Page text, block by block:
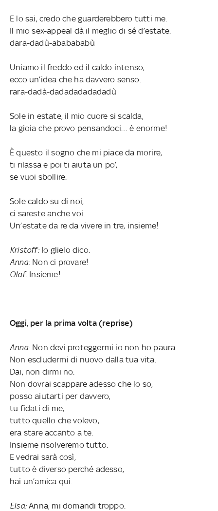
E lo sai, credo che guarderebbero tutti me.
Il mio sex-appeal dà il meglio di sé d’estate.
dara-dadù-ababababù
Uniamo il freddo ed il caldo intenso,
ecco un’idea che ha davvero senso.
rara-dadà-dadadadadadadù
Sole in estate, il mio cuore si scalda,
la gioia che provo pensandoci… è enorme!
È questo il sogno che mi piace da morire,
ti rilassa e poi ti aiuta un po’,
se vuoi sbollire.
Sole caldo su di noi,
ci sareste anche voi.
Un’estate da re da vivere in tre, insieme!
Kristoff:Io glielo dico.
Anna:Non ci provare!
Olaf:Insieme!
Oggi, per la prima volta (reprise)
Anna:Non devi proteggermi io non ho paura.
Non escludermi di nuovo dalla tua vita.
Dai, non dirmi no.
Non dovrai scappare adesso che lo so,
posso aiutarti per davvero,
tu fidati di me,
tutto quello che volevo,
era stare accanto a te.
Insieme risolveremo tutto.
E vedrai sarà così,
tutto è diverso perché adesso,
hai un’amica qui.
Elsa:Anna, mi domandi troppo.